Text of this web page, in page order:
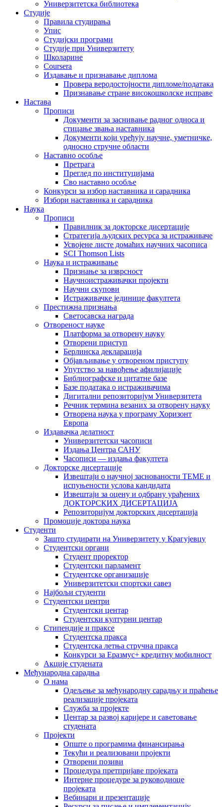
Универзитетска библиотека
Студије
Правила студирања
Упис
Студијски програми
Студије при Универзитету
Школарине
Coursera
Издавање и признавање диплома
Провера веродостојности дипломе/података
Признавање стране високошколске исправе
Настава
Прописи
Документи за заснивање радног односа и
стицање звања наставника
Документи који уређују научне, уметничке,
односно стручне области
Наставно особље
Претрага
Преглед по институцијама
Сво наставно особље
Конкурси за избор наставника и сарадника
Избори наставника и сарадника
Наука
Прописи
Правилник за докторске дисертације
Стратегија људских ресурса за истраживаче
Усвојене листе домаћих научних часописа
SCI Thomson Lists
Наука и истраживање
Признање за изврсност
Научноистраживачки пројекти
Научни скупови
Истраживачке јединице факултета
Престижна признања
Светосавска награда
Отвореност науке
Платформа за отворену науку
Отворени приступ
Берлинска декларација
Објављивање у отвореном приступу
Упутство за навођење афилијације
Библиографске и цитатне базе
Базе података о истраживачима
Дигитални репозиторијум Универзитета
Рeчник термина везаних за отворену науку
Отворена наука у програму Хоризонт
Европа
Издавачка делатност
Универзитетски часописи
Издања Центра САНУ
Часописи — издања факултета
Докторске дисертације
Извештаји о научној заснованости ТЕМЕ и
испуњености услова кандидата
Извештаји за оцену и одбрану урађених
ДОКТОРСКИХ ДИСЕРТАЦИЈА
Репозиторијум докторских дисертација
Промоције доктора наука
Студенти
Зашто студирати на Универзитету у Крагујевцу
Студентски органи
Студент проректор
Студентски парламент
Студентске организације
Универзитетски спортски савез
Најбољи студенти
Студентски центри
Студентски центар
Студентски културни центар
Стипендије и праксе
Студентска пракса
Студентска летња стручна пракса
Конкурси за Еразмус+ кредитну мобилност
Акције студената
Међународна сарадња
О нама
Одељење за међународну сарадњу и праћење
реализације пројеката
Служба за пројекте
Центар за развој каријере и саветовање
студената
Пројекти
Опште о програмима финансирања
Текући и реализовани пројекти
Отворени позиви
Процедура претпријаве пројеката
Интерне процедуре за руководиоце
пројеката
Вебинари и презентације